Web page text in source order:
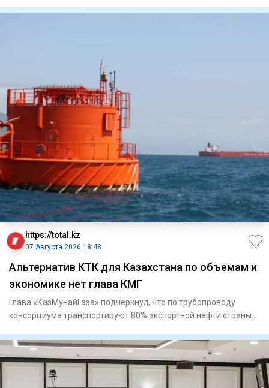
https://total.kz
07 Августа 2026 18:48
Альтернатив КТК для Казахстана по объемам и
экономике нет глава КМГ
Глава «КазМунайГаза» подчеркнул, что по трубопроводу
консорциума транспортируют 80% экспортной нефти страны.